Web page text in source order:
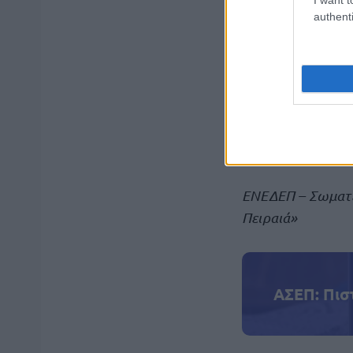
Δεν θα γίνουμε
υποδομές της
λαών και τη
ΕΝΕΔΕΠ –
Πειραιά»
ΑΣΕΠ: